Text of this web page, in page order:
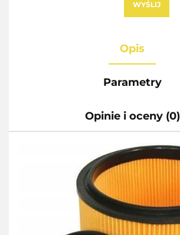
WYŚLIJ
Opis
Parametry
Opinie i oceny (0)